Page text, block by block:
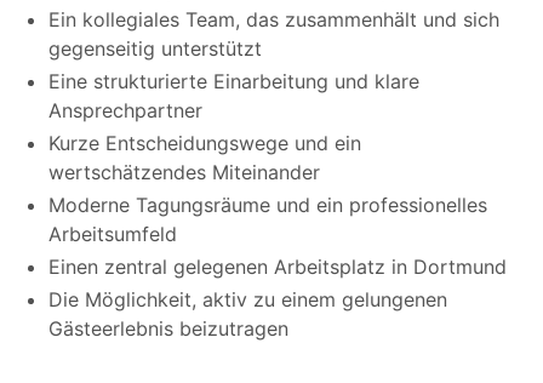
Ein kollegiales Team, das zusammenhält und sich
gegenseitig unterstützt
Eine strukturierte Einarbeitung und klare
Ansprechpartner
Kurze Entscheidungswege und ein
wertschätzendes Miteinander
Moderne Tagungsräume und ein professionelles
Arbeitsumfeld
Einen zentral gelegenen Arbeitsplatz in Dortmund
Die Möglichkeit, aktiv zu einem gelungenen
Gästeerlebnis beizutragen